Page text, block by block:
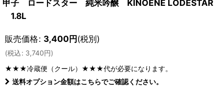
甲子 ロードスター 純米吟醸 KINOENE LODESTAR
1.8L
販売価格: 3,400円(税別)
(税込: 3,740円)
★★★冷蔵便（クール）★★★代が必要になります。
送料オプション金額はこちらでご確認ください。